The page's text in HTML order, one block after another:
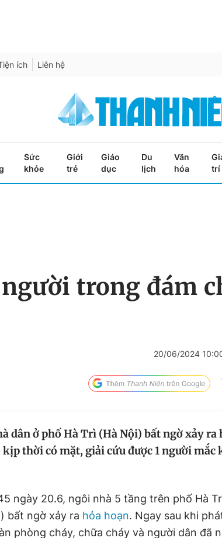
ích Liên hệ
Sức
khỏe
Giới
trẻ
Giáo
dục
Du
lịch
Văn
hóa
trí
trong đám
20/06/2024
dân ở phố Hà Trì (Hà Nội) bất ngờ xảy ra
thời có mặt, giải cứu được 1 người mắc
ngày 20.6, ngôi nhà 5 tầng trên phố Hà
bất ngờ xảy ra hỏa hoạn. Ngay sau khi
phòng cháy, chữa cháy và người dân đã